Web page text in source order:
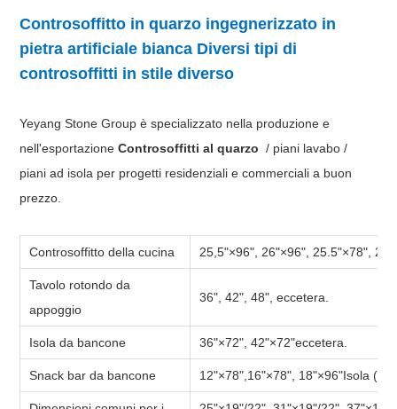
Controsoffitto in quarzo ingegnerizzato in
pietra artificiale bianca Diversi tipi di
controsoffitti in stile diverso
Yeyang Stone Group è specializzato nella produzione e
nell'esportazioneControsoffitti al quarzo / piani lavabo /
piani ad isola per progetti residenziali e commerciali a buon
prezzo.
Controsoffitto della cucina 25,5"×96", 26"×96", 25.5"×78",
Tavolo rotondo da
appoggio
36", 42", 48", eccetera.
Isola da bancone 36"×72", 42"×72"eccetera.
Snack bar da bancone 12"×78",16"×78", 18"×96"Isola